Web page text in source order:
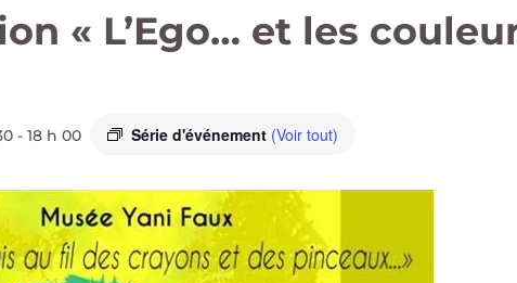
« L’Ego… et les
-18 h 00 Série d'événement (Voir tout)